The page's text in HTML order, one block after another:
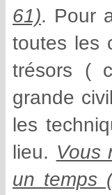
61). Pour
toutes les
trésors (
grande
les
lieu. Vous
un temps